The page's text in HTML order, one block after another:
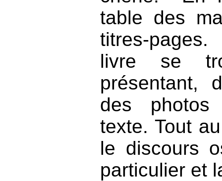
table des
titres-
livre se
présentant,
des photos
texte. Tout
le discours
particulier et